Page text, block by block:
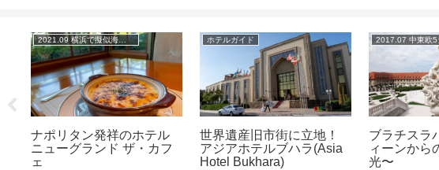
2021.09 横浜で擬似海外旅行
ナポリタン発祥のホテル
ニューグランド ザ・カフ
ェ
ホテルガイド
世界遺産旧市街に立地！
アジアホテルブハラ(Asia
Hotel Bukhara)
ブラチスラ
ィーンから
光〜